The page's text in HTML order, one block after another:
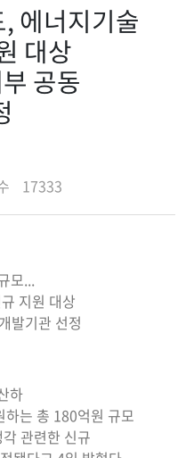
에너지기술
대상
공동
17333
모...
지원 대상
발기관 선정
하
하는 총 180억원 규모
관련한 신규